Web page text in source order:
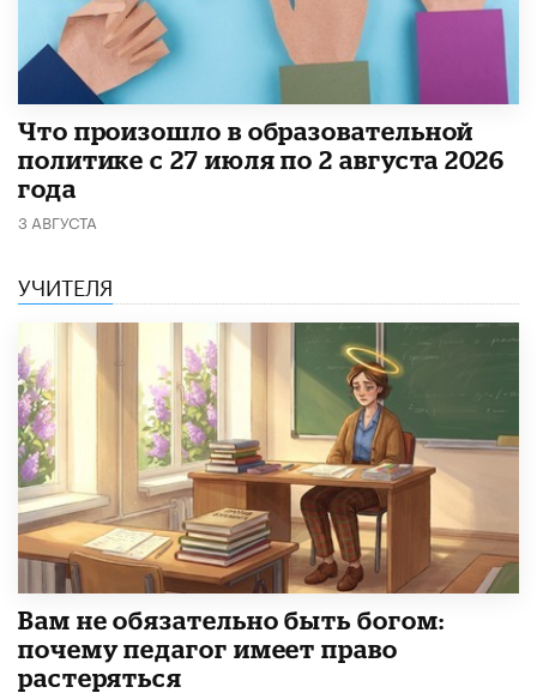
​Что произошло в образовательной
политике с 27 июля по 2 августа 2026
года
3 АВГУСТА
УЧИТЕЛЯ
​Вам не обязательно быть богом:
почему педагог имеет право
растеряться